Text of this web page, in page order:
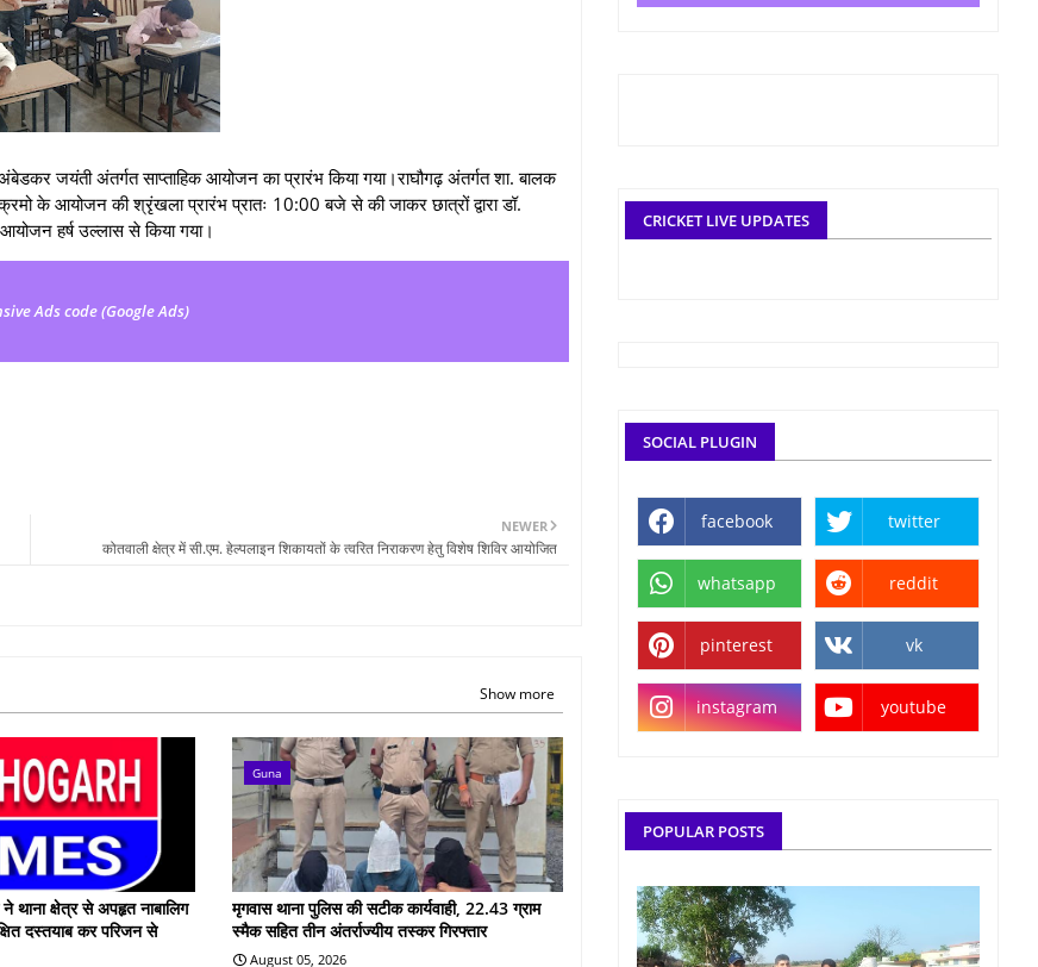
जयंती अंतर्गत साप्ताहिक आयोजन का प्रारंभ किया गया।राघौगढ़ अंतर्गत शा. बालक
के आयोजन की श्रृंखला प्रारंभ प्रातः 10:00 बजे से की जाकर छात्रों द्वारा डॉ.
हर्ष उल्लास से किया गया।
Ads code (Google Ads)
NEWER
कोतवाली क्षेत्र में सी.एम. हेल्पलाइन शिकायतों के त्वरित निराकरण हेतु विशेष शिविर आयोजित
Show more
थाना क्षेत्र से अपहृत नाबालिग
दस्तयाब कर परिजन से
Guna
मृगवास थाना पुलिस की सटीक कार्यवाही, 22.43 ग्राम
स्मैक सहित तीन अंतर्राज्यीय तस्कर गिरफ्तार
August 05, 2026
CRICKET LIVE UPDATES
SOCIAL PLUGIN
facebook twitter
whatsapp reddit
pinterest vk
instagram youtube
POPULAR POSTS